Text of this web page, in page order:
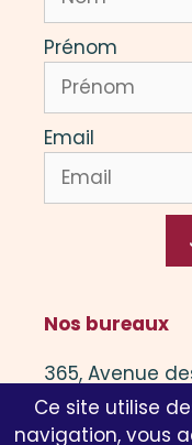
Prénom
Email
Nos bureaux
365, Avenue
13 600 La
Ce site utilise
navigation, vous